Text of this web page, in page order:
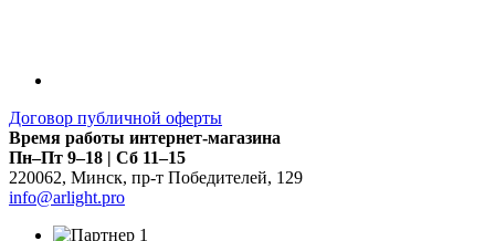
Договор публичной оферты
Время работы интернет-магазина
Пн–Пт 9–18 | Сб 11–15
220062, Минск, пр-т Победителей, 129
info@arlight.pro